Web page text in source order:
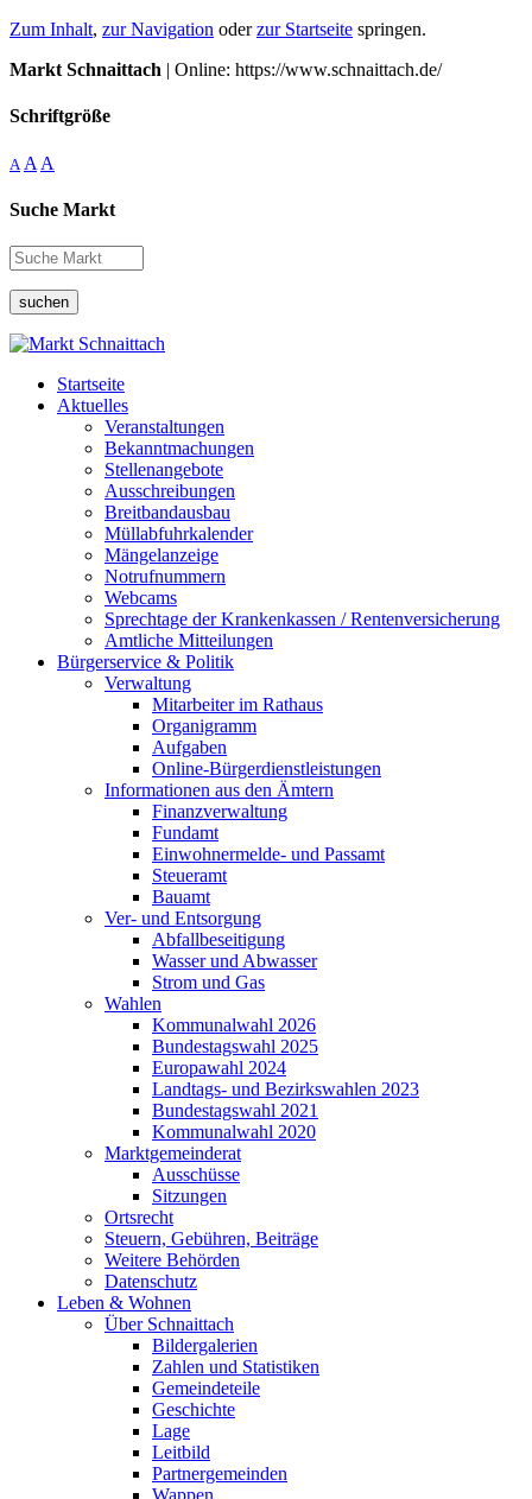
Zum Inhalt, zur Navigation oderzur Startseite springen.
Markt Schnaittach | Online: https://www.schnaittach.de/
Schriftgröße
A A A
Suche Markt
suchen
Startseite
Aktuelles
Veranstaltungen
Bekanntmachungen
Stellenangebote
Ausschreibungen
Breitbandausbau
Müllabfuhrkalender
Mängelanzeige
Notrufnummern
Webcams
Sprechtage der Krankenkassen / Rentenversicherung
Amtliche Mitteilungen
Bürgerservice & Politik
Verwaltung
Mitarbeiter im Rathaus
Organigramm
Aufgaben
Online-Bürgerdienstleistungen
Informationen aus den Ämtern
Finanzverwaltung
Fundamt
Einwohnermelde- und Passamt
Steueramt
Bauamt
Ver- und Entsorgung
Abfallbeseitigung
Wasser und Abwasser
Strom und Gas
Wahlen
Kommunalwahl 2026
Bundestagswahl 2025
Europawahl 2024
Landtags- und Bezirkswahlen 2023
Bundestagswahl 2021
Kommunalwahl 2020
Marktgemeinderat
Ausschüsse
Sitzungen
Ortsrecht
Steuern, Gebühren, Beiträge
Weitere Behörden
Datenschutz
Leben & Wohnen
Über Schnaittach
Bildergalerien
Zahlen und Statistiken
Gemeindeteile
Geschichte
Lage
Leitbild
Partnergemeinden
Wappen